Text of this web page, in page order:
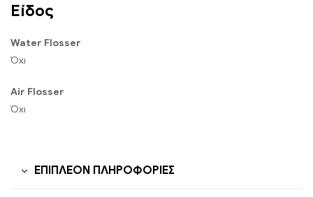
Είδος
Water Flosser
Όχι
Air Flosser
Όχι
ΕΠΙΠΛΈΟΝ ΠΛΗΡΟΦΟΡΊΕΣ